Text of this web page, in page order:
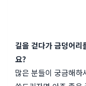
길을 걷다가 금덩어
요?
많은 분들이 궁금해